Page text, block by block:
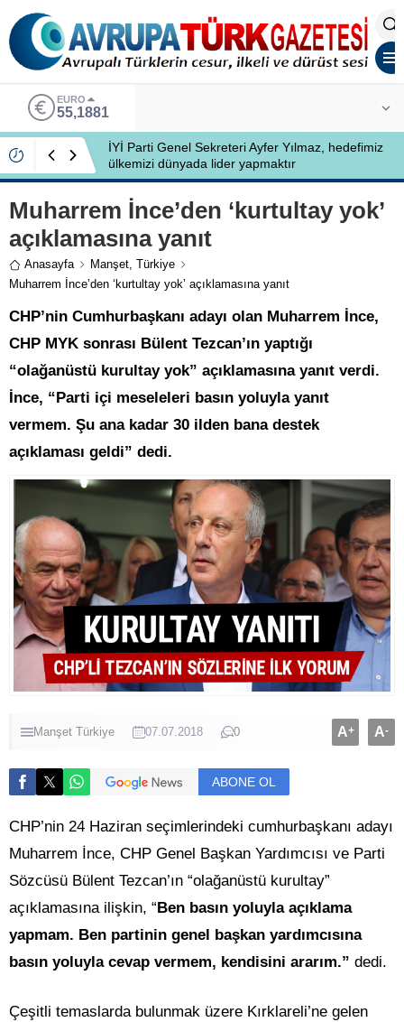
EURO
55,1881
İYİ Parti Genel Sekreteri Ayfer Yılmaz, hedefimiz
ülkemizi dünyada lider yapmaktır
Muharrem İnce’den ‘kurtultay yok’
açıklamasına yanıt
Anasayfa Manşet, Türkiye
Muharrem İnce’den ‘kurtultay yok’ açıklamasına yanıt
CHP’nin Cumhurbaşkanı adayı olan Muharrem İnce,
CHP MYK sonrası Bülent Tezcan’ın yaptığı
“olağanüstü kurultay yok” açıklamasına yanıt verdi.
İnce, “Parti içi meseleleri basın yoluyla yanıt
vermem. Şu ana kadar 30 ilden bana destek
açıklaması geldi” dedi.
Manşet Türkiye 07.07.2018 0 A+ A-
ABONE OL
CHP’nin 24 Haziran seçimlerindeki cumhurbaşkanı adayı
Muharrem İnce, CHP Genel Başkan Yardımcısı ve Parti
Sözcüsü Bülent Tezcan’ın “olağanüstü kurultay”
açıklamasına ilişkin, “Ben basın yoluyla açıklama
yapmam. Ben partinin genel başkan yardımcısına
basın yoluyla cevap vermem, kendisini ararım.” dedi.
Çeşitli temaslarda bulunmak üzere Kırklareli’ne gelen